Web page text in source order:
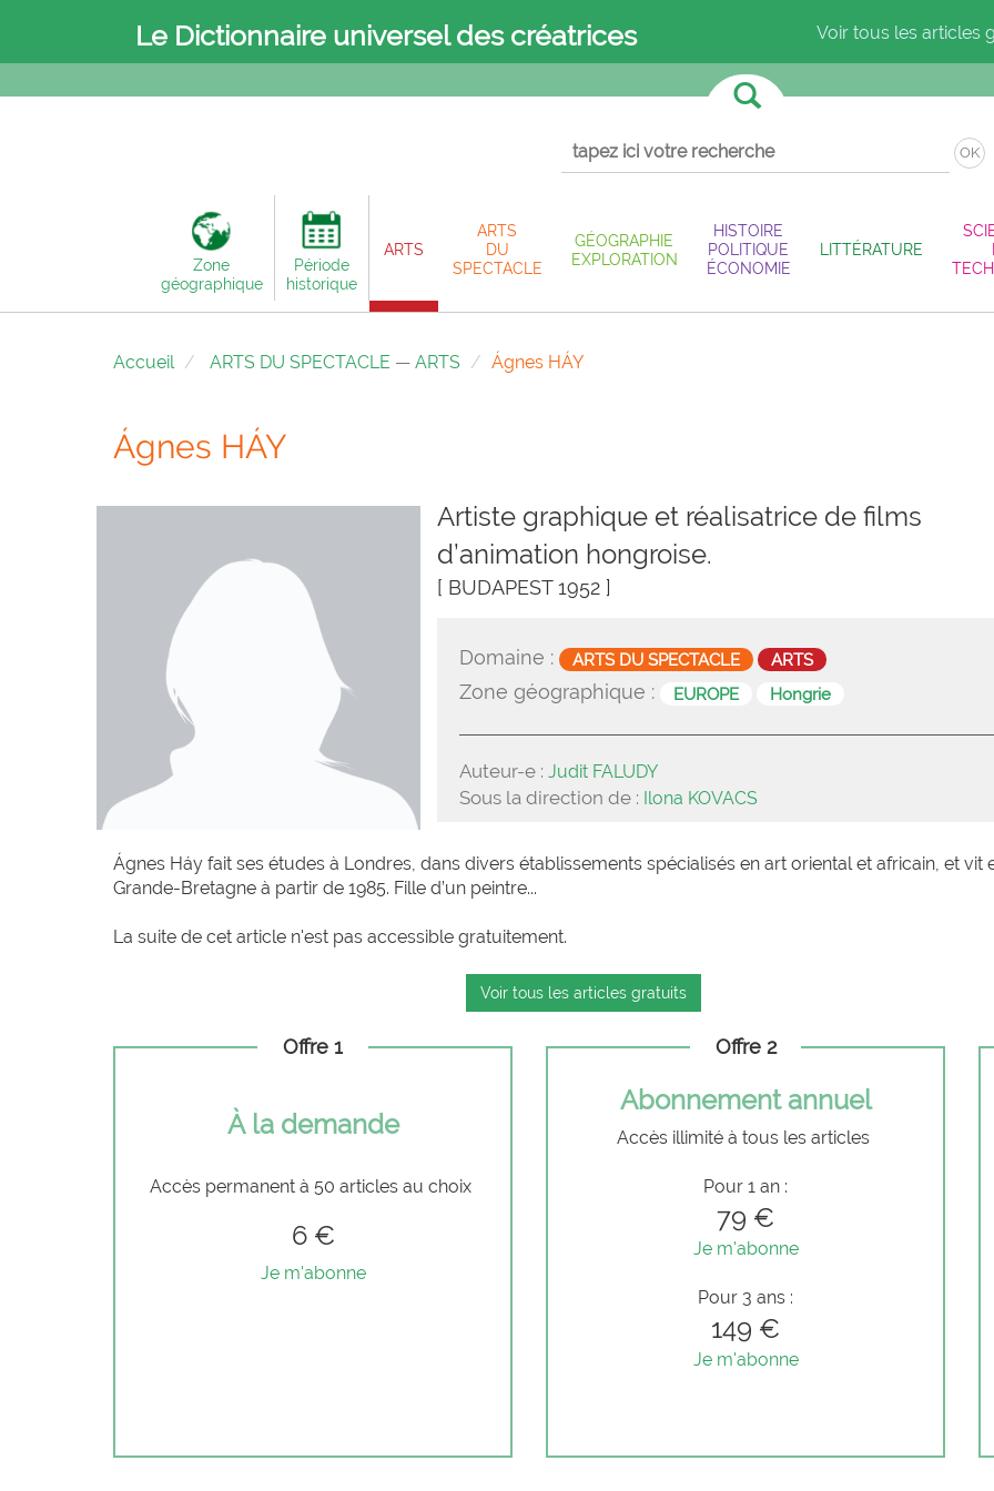
Le Dictionnaire universel des créatrices Voir tous les articles
OK
Zone
géographique
Période
historique
ARTS
ARTS
DU
SPECTACLE
GÉOGRAPHIE
EXPLORATION
HISTOIRE
POLITIQUE
ÉCONOMIE
LITTÉRATURE
Accueil ARTS DU SPECTACLE — ARTS Ágnes HÁY
Ágnes HÁY
Artiste graphique et réalisatrice de films
d’animation hongroise.
[ BUDAPEST 1952 ]
Domaine : ARTS DU SPECTACLE ARTS
Zone géographique : EUROPE Hongrie
Auteur-e :Judit FALUDY
Sous la direction de : Ilona KOVACS
Ágnes Háy fait ses études à Londres, dans divers établissements spécialisés en art oriental et africain, et vit
Grande-Bretagne à partir de 1985. Fille d’un peintre...
La suite de cet article n'est pas accessible gratuitement.
Voir tous les articles gratuits
Offre 1
À la demande
Accès permanent à 50 articles au choix
6 €
Je m'abonne
Offre 2
Abonnement annuel
Accès illimité à tous les articles
Pour 1 an :
79 €
Je m'abonne
Pour 3 ans :
149 €
Je m'abonne